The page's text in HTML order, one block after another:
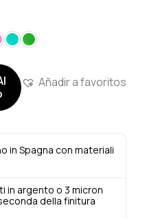
Añadir a favoritos
in Spagna con materiali
in argento o 3 micron
della finitura